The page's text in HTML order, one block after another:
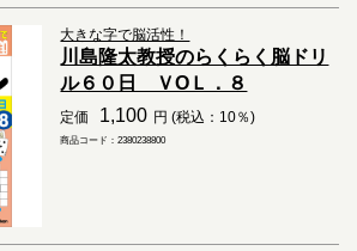
大きな字で脳活性！
川島隆太教授のらくらく脳ドリ
ル６０日 ＶОＬ．８
定価 1,100 円 (税込：10％)
商品コード：2380238800